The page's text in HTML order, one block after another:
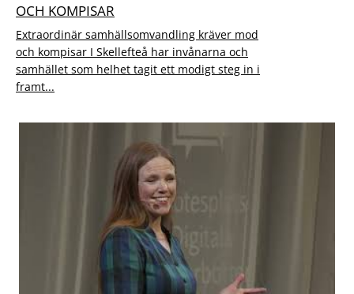
OCH KOMPISAR
Extraordinär samhällsomvandling kräver mod
och kompisar I Skellefteå har invånarna och
samhället som helhet tagit ett modigt steg in i
framt...